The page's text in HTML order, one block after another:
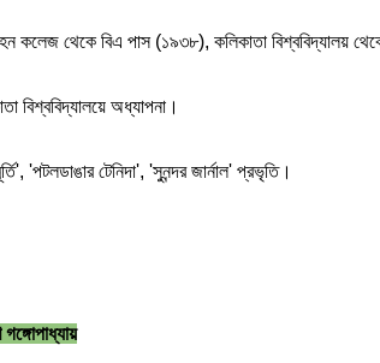
কলেজ থেকে বিএ পাস (১৯৩৮), কলিকাতা বিশ্ববিদ্যালয়
বিশ্ববিদ্যালয়ে অধ্যাপনা।
'পটলডাঙার টেনিদা', 'সুনন্দর জার্নাল' প্রভৃতি।
গঙ্গোপাধ্যায়